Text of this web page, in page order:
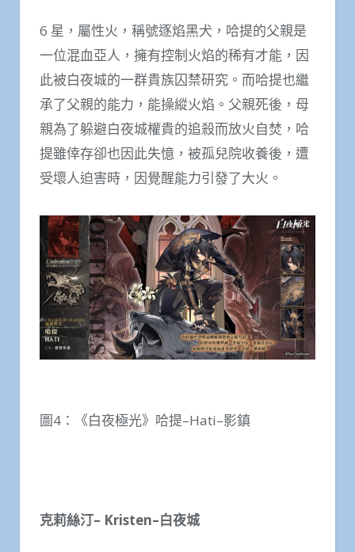
6 星，屬性火，稱號逐焰黑犬，哈提的父親是
一位混血亞人，擁有控制火焰的稀有才能，因
此被白夜城的一群貴族囚禁研究。而哈提也繼
承了父親的能力，能操縱火焰。父親死後，母
親為了躲避白夜城權貴的追殺而放火自焚，哈
提雖倖存卻也因此失憶，被孤兒院收養後，遭
受壞人迫害時，因覺醒能力引發了大火。
圖4：《白夜極光》哈提–Hati–影鎮
克莉絲汀– Kristen–白夜城